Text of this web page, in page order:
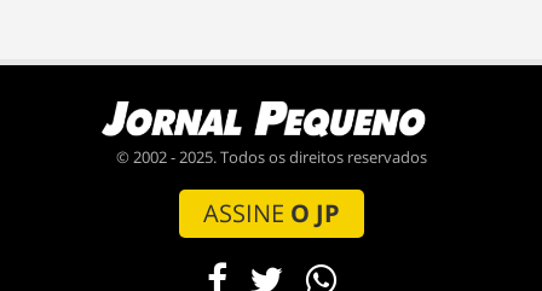
© 2002 - 2025. Todos os direitos reservados
ASSINE O JP